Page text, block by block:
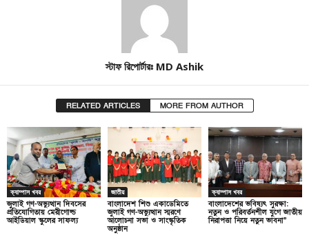
স্টাফ রিপোর্টারঃ MD Ashik
RELATED ARTICLES MORE FROM AUTHOR
ক্যাম্পাস খবর
জুলাই গণ-অভ্যুত্থান দিবসের
প্রতিযোগিতায় মেরীগোল্ড
আইডিয়াল স্কুলের সাফল্য
জাতীয়
বাংলাদেশ শিশু একাডেমিতে
জুলাই গণ-অভ্যুত্থান স্মরণে
আলোচনা সভা ও সাংস্কৃতিক
অনুষ্ঠান
ক্যাম্পাস খবর
বাংলাদেশের ভবিষ্যৎ সুরক্ষা:
নতুন ও পরিবর্তনশীল যুগে জাতীয়
নিরাপত্তা নিয়ে নতুন ভাবনা”